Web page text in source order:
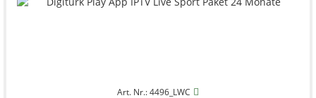
Art. Nr.: 4496_LWC